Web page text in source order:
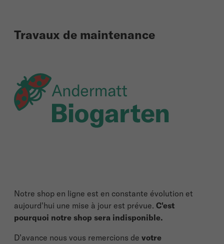
Travaux de maintenance
Notre shop en ligne est en constante évolution et
aujourd'hui une mise à jour est prévue. C'est
pourquoi notre shop sera indisponible.
D’avance nous vous remercions de votre